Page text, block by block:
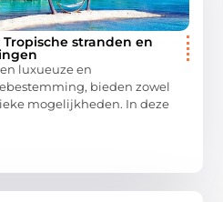
stranden en
luxueuze en
bieden zowel
mogelijkheden. In deze